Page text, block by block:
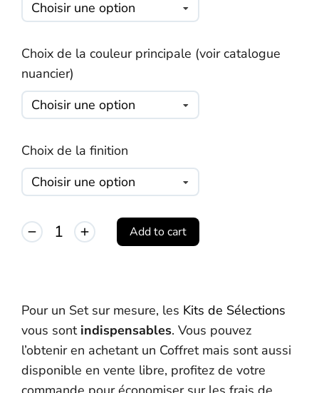
Choix de la couleur principale (voir catalogue
nuancier)
Choix de la finition
Add to cart
Pour un Set sur mesure, les Kits de Sélections
vous sontindispensables. Vous pouvez
l’obtenir en achetant un Coffret mais sont aussi
disponible en vente libre, profitez de votre